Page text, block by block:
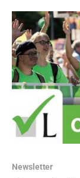
öffentliche
möglichst zu
Newsletter